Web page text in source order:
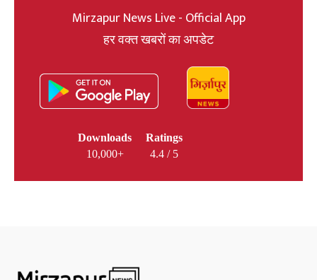
Mirzapur News Live - Official App
हर वक्त खबरों का अपडेट
Downloads
10,000+
Ratings
4.4 / 5